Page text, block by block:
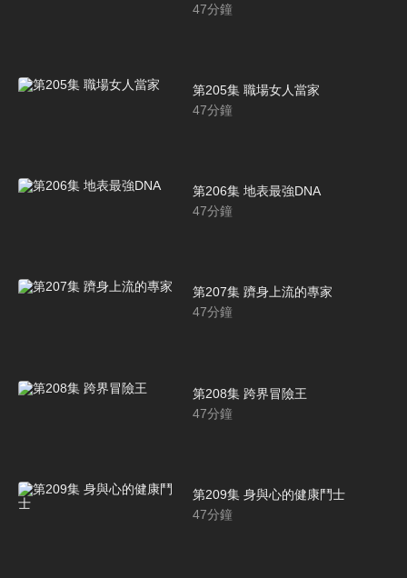
47分鐘
第205集 職場女人當家
47分鐘
第206集 地表最強DNA
47分鐘
第207集 躋身上流的專家
47分鐘
第208集 跨界冒險王
47分鐘
第209集 身與心的健康鬥士
47分鐘